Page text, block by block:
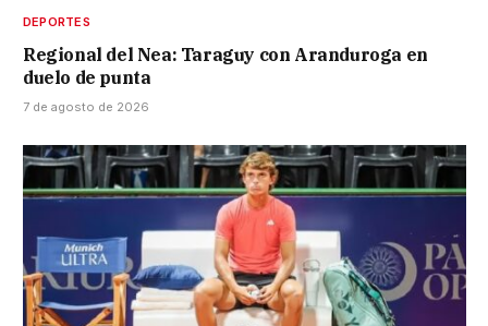
DEPORTES
Regional del Nea: Taraguy con Aranduroga en
duelo de punta
7 de agosto de 2026